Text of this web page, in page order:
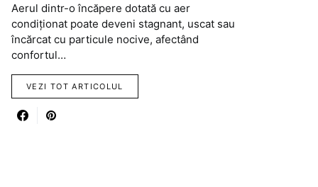
Aerul dintr-o încăpere dotată cu aer
condiționat poate deveni stagnant, uscat sau
încărcat cu particule nocive, afectând
confortul…
VEZI TOT ARTICOLUL